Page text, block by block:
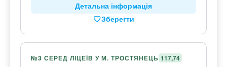
Детальна інформація
Зберегти
№3 СЕРЕД ЛІЦЕЇВ У М. ТРОСТЯНЕЦЬ 117,74